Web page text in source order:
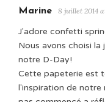
Marine 8 juillet 2014
J'adore confetti
Nous avons choisi la
notre D-Day!
Cette papeterie est
l'inspiration de notre